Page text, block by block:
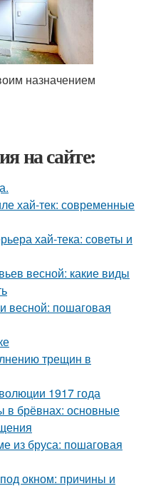
назначением
на сайте:
хай-тек: современные
хай-тека: советы и
весной: какие виды
весной: пошаговая
трещин в
1917 года
в брёвнах: основные
из бруса: пошаговая
окном: причины и